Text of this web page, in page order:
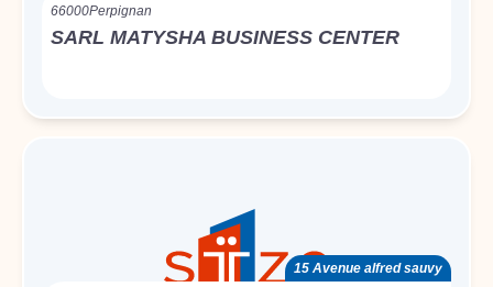
66000Perpignan
SARL MATYSHA BUSINESS CENTER
15 Avenue alfred sauvy